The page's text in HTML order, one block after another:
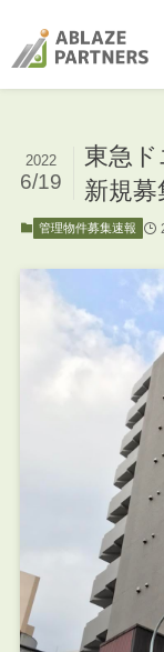
東急
新規募
2022
6/19
管理物件募集速報